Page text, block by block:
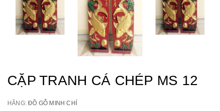
CẶP TRANH CÁ CHÉP MS 12
HÃNG:ĐỒ GỖ MINH CHÍ